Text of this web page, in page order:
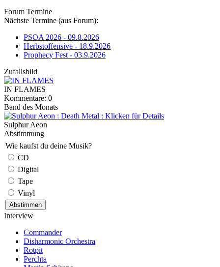
Forum Termine
Nächste Termine (aus Forum):
PSOA 2026 - 09.8.2026
Herbstoffensive - 18.9.2026
Prophecy Fest - 03.9.2026
Zufallsbild
IN FLAMES
Kommentare: 0
Band des Monats
Sulphur Aeon
Abstimmung
Wie kaufst du deine Musik?
CD
Digital
Tape
Vinyl
Interview
Commander
Disharmonic Orchestra
Rotpit
Perchta